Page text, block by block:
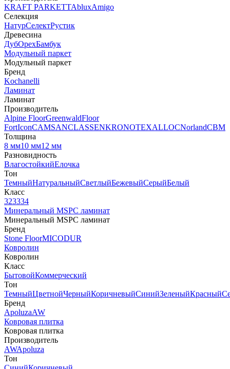
KRAFT PARKETTAbluxAmigo
Селекция
НатурСелектРустик
Древесина
ДубОрехБамбук
Модульный паркет
Модульный паркет
Бренд
Kochanelli
Ламинат
Ламинат
Производитель
Alpine FloorGreenwaldFloor
FortIconCAMSANCLASSENKRONOTEXALLOCNorlandCBM
Толщина
8 мм10 мм12 мм
Разновидность
ВлагостойкийЕлочка
Тон
ТемныйНатуральныйСветлыйБежевыйСерыйБелый
Класс
323334
Минеральный MSPC ламинат
Минеральный MSPC ламинат
Бренд
Stone FloorMICODUR
Ковролин
Ковролин
Класс
БытовойКоммерческий
Тон
ТемныйЦветнойЧерныйКоричневыйСинийЗеленыйКрасный
Бренд
ApoluzaAW
Ковровая плитка
Ковровая плитка
Производитель
AWApoluza
Тон